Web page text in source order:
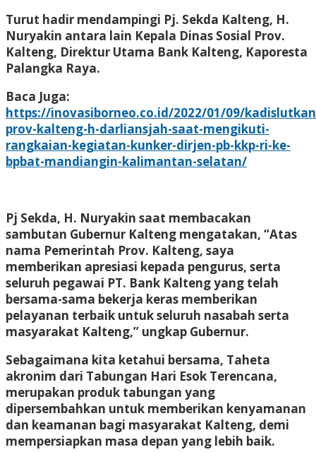
Turut hadir mendampingi Pj. Sekda Kalteng, H.
Nuryakin antara lain Kepala Dinas Sosial Prov.
Kalteng, Direktur Utama Bank Kalteng, Kaporesta
Palangka Raya.
Baca Juga:
https://inovasiborneo.co.id/2022/01/09/
prov-kalteng-h-darliansjah-saat-mengikuti-
rangkaian-kegiatan-kunker-dirjen-pb-kkp-ri-ke-
bpbat-mandiangin-kalimantan-selatan/
Pj Sekda, H. Nuryakin saat membacakan
sambutan Gubernur Kalteng mengatakan, “Atas
nama Pemerintah Prov. Kalteng, saya
memberikan apresiasi kepada pengurus, serta
seluruh pegawai PT. Bank Kalteng yang telah
bersama-sama bekerja keras memberikan
pelayanan terbaik untuk seluruh nasabah serta
masyarakat Kalteng,” ungkap Gubernur.
Sebagaimana kita ketahui bersama, Taheta
akronim dari Tabungan Hari Esok Terencana,
merupakan produk tabungan yang
dipersembahkan untuk memberikan kenyamanan
dan keamanan bagi masyarakat Kalteng, demi
mempersiapkan masa depan yang lebih baik.